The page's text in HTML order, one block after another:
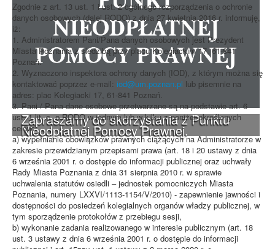
Zapraszamy do skorzystania z Punktu
Nieodpłatnej Pomocy Prawnej.
Zgodnie z art. 13 ust. 1 i ust. 2 ogólnego rozporządzenia o ochronie
danych osobowych (dalej RODO) z dnia 27 kwietnia 2016 r. informuję,
iż:
1. Administratorem Pani/Pana danych osobowych jest Prezydent
Miasta Poznania z siedzibą przy placu Kolegiackim 17, 61-841
Poznań.
2. Wyznaczono inspektora ochrony danych (IOD), z którym można się
kontaktować poprzez e-mail: iod@um.poznan.pl lub pisemnie na
adres: plac Kolegiacki 17, 61-841 Poznań.
3. Pani / Pana dane osobowe przetwarzane są na podstawie art. 6
ust. 1 lit, c, e RODO w jednym lub w kilku z poniżej określonych
celów:
a) wypełnianie obowiązków prawnych ciążących na Administratorze w
zakresie przewidzianym przepisami prawa (art. 18 i 20 ustawy z dnia
6 września 2001 r. o dostępie do informacji publicznej oraz uchwały
Rady Miasta Poznania z dnia 31 sierpnia 2010 r. w sprawie
uchwalenia statutów osiedli – jednostek pomocniczych Miasta
Poznania, numery LXXVI/1113-1154/V/2010) - zapewnienie jawności i
dostępności do posiedzeń kolegialnych organów władzy publicznej, w
tym sporządzenie protokołów z przebiegu sesji,
b) wykonanie zadania realizowanego w interesie publicznym (art. 18
ust. 3 ustawy z dnia 6 września 2001 r. o dostępie do informacji